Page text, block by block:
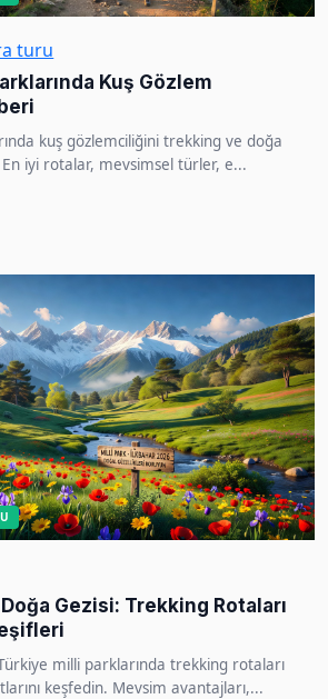
turu
Kuş Gözlem
kuş gözlemciliğini trekking ve doğa
iyi rotalar, mevsimsel türler, e...
Gezisi: Trekking Rotaları
milli parklarında trekking rotaları
keşfedin. Mevsim avantajları,...